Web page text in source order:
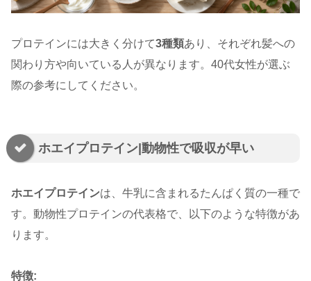
プロテインには大きく分けて3種類あり、それぞれ髪への
関わり方や向いている人が異なります。40代女性が選ぶ
際の参考にしてください。
ホエイプロテイン|動物性で吸収が早い
ホエイプロテインは、牛乳に含まれるたんぱく質の一種で
す。動物性プロテインの代表格で、以下のような特徴があ
ります。
特徴: